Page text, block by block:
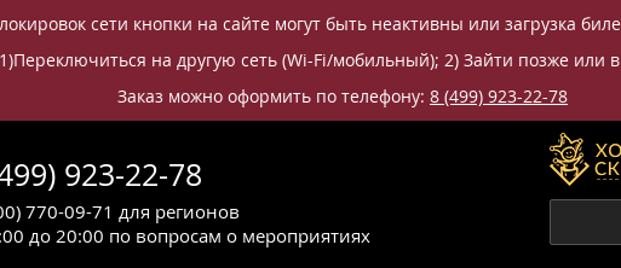
сети кнопки на сайте могут быть неактивны или загрузка
на другую сеть (Wi-Fi/мобильный); 2) Зайти позже или в
Заказ можно оформить по телефону: 8 (499) 923-22-78
923-22-78
до 20:00 по вопросам о мероприятиях
770-09-71 для регионов